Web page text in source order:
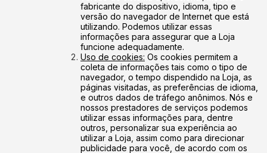
fabricante do dispositivo, idioma, tipo e
versão do navegador de Internet que está
utilizando. Podemos utilizar essas
informações para assegurar que a Loja
funcione adequadamente.
Uso de cookies: Os cookies permitem a
coleta de informações tais como o tipo de
navegador, o tempo dispendido na Loja, as
páginas visitadas, as preferências de idioma,
e outros dados de tráfego anônimos. Nós e
nossos prestadores de serviços podemos
utilizar essas informações para, dentre
outros, personalizar sua experiência ao
utilizar a Loja, assim como para direcionar
publicidade para você, de acordo com os